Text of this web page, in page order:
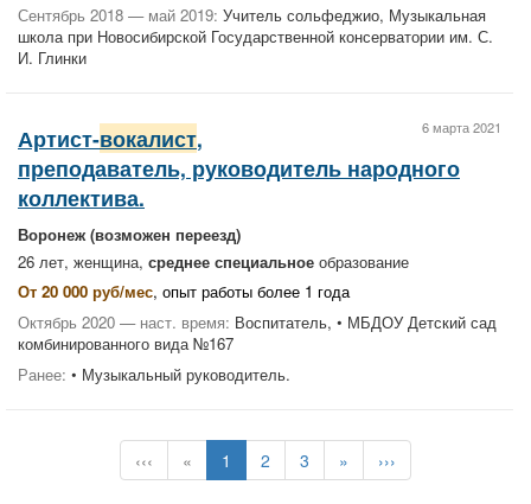
Сентябрь 2018 — май 2019: Учитель сольфеджио, Музыкальная
школа при Новосибирской Государственной консерватории им. С.
И. Глинки
6 марта 2021
Артист-вокалист,
преподаватель, руководитель народного
коллектива.
Воронеж (возможен переезд)
26 лет, женщина, среднее специальное образование
От 20 000 руб/мес, опыт работы более 1 года
Октябрь 2020 — наст. время: Воспитатель, • МБДОУ Детский сад
комбинированного вида №167
Ранее: • Музыкальный руководитель.
‹‹‹ « 1 2 3 » ›››